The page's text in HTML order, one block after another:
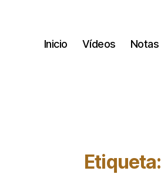
Inicio Vídeos Notas
Etiqueta: